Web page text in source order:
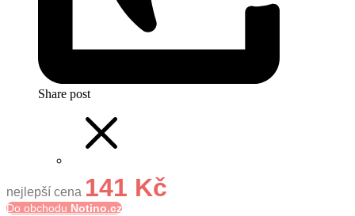
Share post
nejlepší cena 141 Kč
Do obchodu Notino.cz